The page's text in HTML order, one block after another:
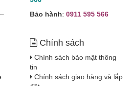
Bảo hành: 0911 595 566
Chính sách
Chính sách bảo mật thông
tin
Chính sách giao hàng và lắp